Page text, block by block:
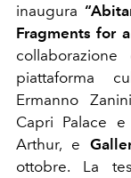
inaugura
Fragments for
piattaforma
Ermanno
Capri Palace
Arthur, e
ottobre. La